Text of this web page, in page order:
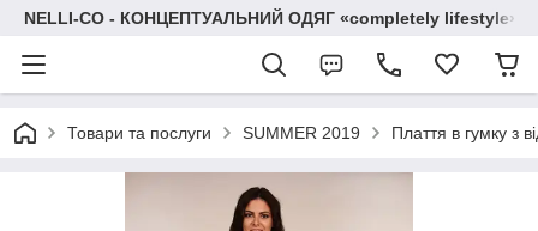
NELLI-CO - КОНЦЕПТУАЛЬНИЙ ОДЯГ «completely lifestyle»
Товари та послуги SUMMER 2019 Плаття в гумку з